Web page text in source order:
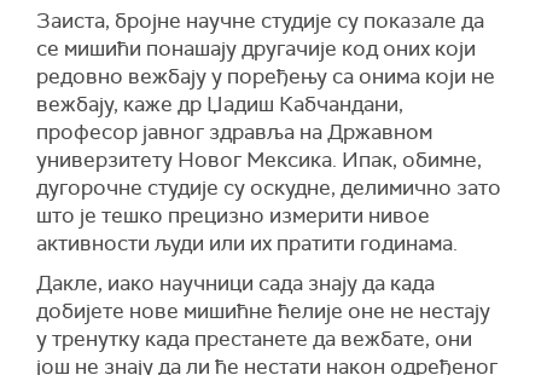
Заиста, бројне научне студије су показале да
се мишићи понашају другачије код оних који
редовно вежбају у поређењу са онима који не
вежбају, каже др Џадиш Кабчандани,
професор јавног здравља на Државном
универзитету Новог Мексика. Ипак, обимне,
дугорочне студије су оскудне, делимично зато
што је тешко прецизно измерити нивое
активности људи или их пратити годинама.
Дакле, иако научници сада знају да када
добијете нове мишићне ћелије оне не нестају
у тренутку када престанете да вежбате, они
још не знају да ли ће нестати након одређеног